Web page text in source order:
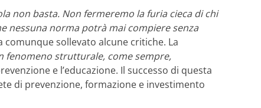
non basta. Non fermeremo la furia cieca di chi
nessuna norma potrà mai compiere senza
comunque sollevato alcune critiche. La
fenomeno strutturale, come sempre,
e l’educazione. Il successo di questa
di prevenzione, formazione e investimento